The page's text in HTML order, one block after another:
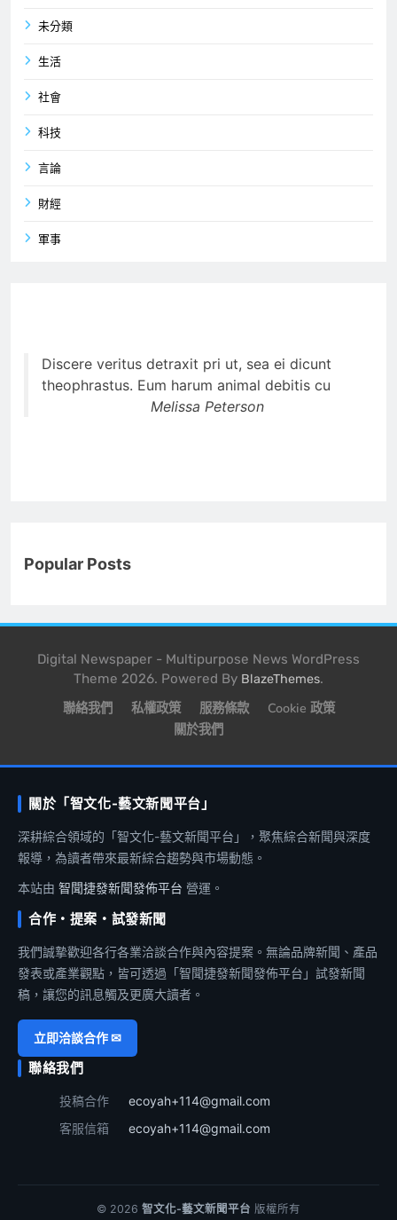
未分類
生活
社會
科技
言論
財經
軍事
Discere veritus detraxit pri ut, sea ei dicunt
theophrastus. Eum harum animal debitis cu
Melissa Peterson
Popular Posts
Digital Newspaper - Multipurpose News WordPress
Theme 2026. Powered By BlazeThemes.
聯絡我們 私權政策 服務條款
Cookie 政策
關於我們
關於「智文化-藝文新聞平台」
深耕綜合領域的「智文化-藝文新聞平台」，聚焦綜合新聞與深度
報導，為讀者帶來最新綜合趨勢與市場動態。
本站由 智聞捷發新聞發佈平台 營運。
合作・提案・試發新聞
我們誠摯歡迎各行各業洽談合作與內容提案。無論品牌新聞、產品
發表或產業觀點，皆可透過「智聞捷發新聞發佈平台」試發新聞
稿，讓您的訊息觸及更廣大讀者。
立即洽談合作 ✉
聯絡我們
投稿合作
ecoyah+114@gmail.com
客服信箱
ecoyah+114@gmail.com
© 2026 智文化-藝文新聞平台 版權所有